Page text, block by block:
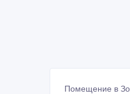
Помещение в